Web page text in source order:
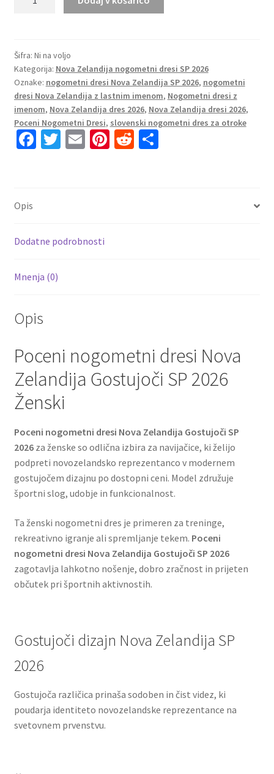
Zelandija
Gostujoči
SP
2026
Ženski
količina
Šifra: Ni na voljo
Kategorija: Nova Zelandija nogometni dresi SP 2026
Oznake: nogometni dresi Nova Zelandija SP 2026, nogometni
dresi Nova Zelandija z lastnim imenom, Nogometni dresi z
imenom, Nova Zelandija dres 2026, Nova Zelandija dresi 2026,
Poceni Nogometni Dresi, slovenski nogometni dres za otroke
Fa
k
T E Pi R S
Opis
Dodatne podrobnosti
Mnenja (0)
Opis
Poceni nogometni dresi Nova
Zelandija Gostujoči SP 2026
Ženski
Poceni nogometni dresi Nova Zelandija Gostujoči SP
2026za ženske so odlična izbira za navijačice, ki želijo
podpreti novozelandsko reprezentanco v modernem
gostujočem dizajnu po dostopni ceni. Model združuje
športni slog, udobje in funkcionalnost.
Ta ženski nogometni dres je primeren za treninge,
rekreativno igranje ali spremljanje tekem. Poceni
nogometni dresi Nova Zelandija Gostujoči SP 2026
zagotavlja lahkotno nošenje, dobro zračnost in prijeten
občutek pri športnih aktivnostih.
Gostujoči dizajn Nova Zelandija SP
2026
Gostujoča različica prinaša sodoben in čist videz, ki
poudarja identiteto novozelandske reprezentance na
svetovnem prvenstvu.